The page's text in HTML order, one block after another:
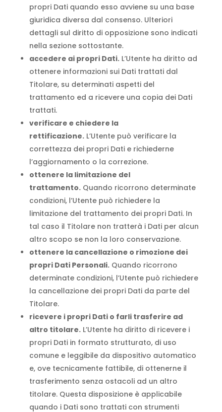
propri Dati quando esso avviene su una base
giuridica diversa dal consenso. Ulteriori
dettagli sul diritto di opposizione sono indicati
nella sezione sottostante.
accedere ai propri Dati.L’Utente ha diritto ad
ottenere informazioni sui Dati trattati dal
Titolare, su determinati aspetti del
trattamento ed a ricevere una copia dei Dati
trattati.
verificare e chiedere la
rettificazione.L’Utente può verificare la
correttezza dei propri Dati e richiederne
l’aggiornamento o la correzione.
ottenere la limitazione del
trattamento.Quando ricorrono determinate
condizioni, l’Utente può richiedere la
limitazione del trattamento dei propri Dati. In
tal caso il Titolare non tratterà i Dati per alcun
altro scopo se non la loro conservazione.
ottenere la cancellazione o rimozione dei
propri Dati Personali.Quando ricorrono
determinate condizioni, l’Utente può richiedere
la cancellazione dei propri Dati da parte del
Titolare.
ricevere i propri Dati o farli trasferire ad
altro titolare.L’Utente ha diritto di ricevere i
propri Dati in formato strutturato, di uso
comune e leggibile da dispositivo automatico
e, ove tecnicamente fattibile, di ottenerne il
trasferimento senza ostacoli ad un altro
titolare. Questa disposizione è applicabile
quando i Dati sono trattati con strumenti